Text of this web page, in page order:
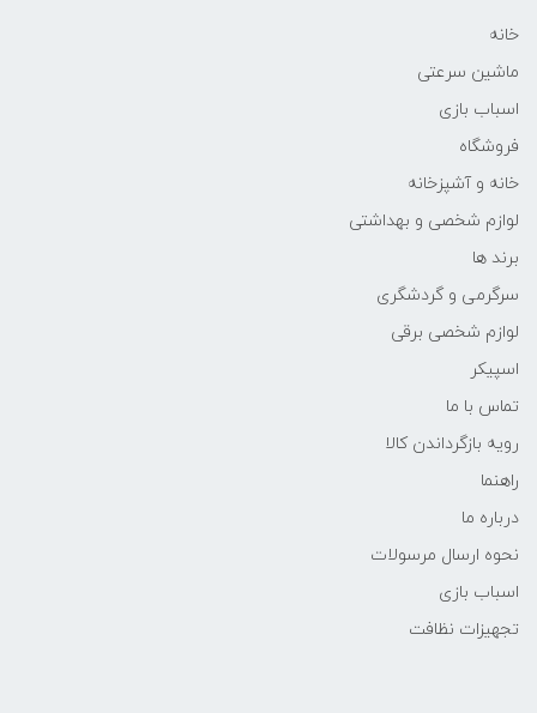
خانه
ماشین سرعتی
اسباب بازی
فروشگاه
خانه و آشپزخانه
لوازم شخصی و بهداشتی
برند ها
سرگرمی و گردشگری
لوازم شخصی برقی
اسپیکر
تماس با ما
رویه بازگرداندن کالا
راهنما
درباره ما
نحوه ارسال مرسولات
اسباب بازی
تجهیزات نظافت